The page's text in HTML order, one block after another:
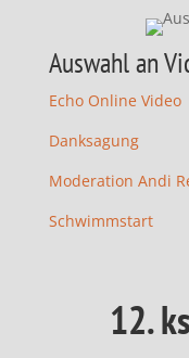
Auswahl an
Echo Online Video
Danksagung
Moderation Andi
Schwimmstart
12.